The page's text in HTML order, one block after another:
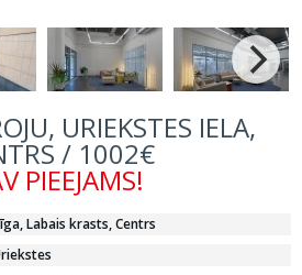
URIEKSTES IELA,
/ 1002€
PIEEJAMS!
Labais krasts, Centrs